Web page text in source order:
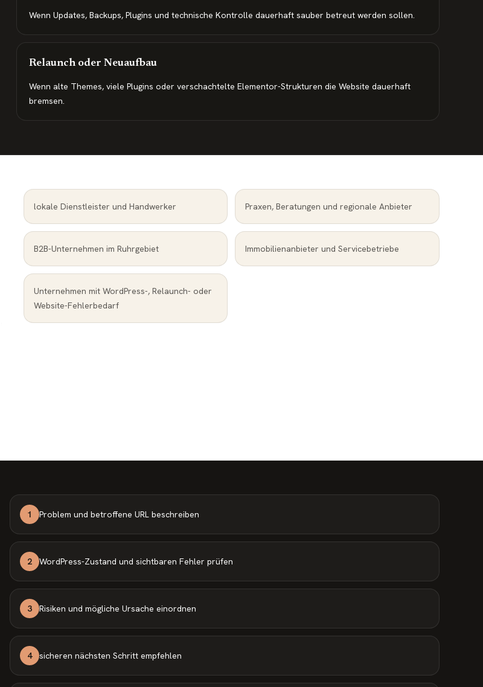
Wenn Updates, Backups, Plugins und technische Kontrolle dauerhaft sauber betreut werden sollen.
Relaunch oder Neuaufbau
Wenn alte Themes, viele Plugins oder verschachtelte Elementor-Strukturen die Website dauerhaft
bremsen.
lokale Dienstleister und Handwerker Praxen, Beratungen und regionale Anbieter
B2B-Unternehmen im Ruhrgebiet Immobilienanbieter und Servicebetriebe
Unternehmen mit WordPress-, Relaunch- oder
Website-Fehlerbedarf
1 Problem und betroffene URL beschreiben
2 WordPress-Zustand und sichtbaren Fehler prüfen
3 Risiken und mögliche Ursache einordnen
4 sicheren nächsten Schritt empfehlen